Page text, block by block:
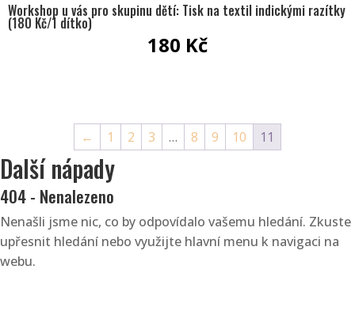
Workshop u vás pro skupinu dětí: Tisk na textil indickými razítky
(180 Kč/1 dítko)
180 Kč
← 1 2 3 … 8 9 10 11
Další nápady
404 - Nenalezeno
Nenašli jsme nic, co by odpovídalo vašemu hledání. Zkuste
upřesnit hledání nebo využijte hlavní menu k navigaci na
webu.